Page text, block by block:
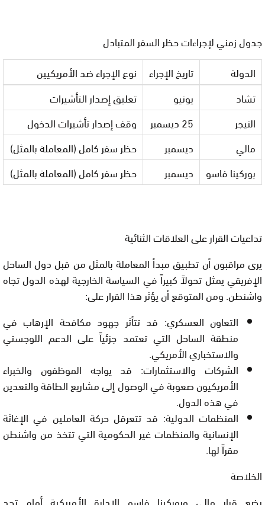
جدول زمني لإجراءات حظر السفر المتبادل
الدولة
تاريخ الإجراء
نوع الإجراء ضد الأمريكيين
تشاد
يونيو
تعليق إصدار التأشيرات
النيجر
25 ديسمبر
وقف إصدار تأشيرات الدخول
مالي
ديسمبر
حظر سفر كامل (المعاملة بالمثل)
بوركينا فاسو
ديسمبر حظر سفر كامل (المعاملة بالمثل)
تداعيات القرار على العلاقات الثنائية
يرى مراقبون أن تطبيق مبدأالمعاملة بالمثلمن قبل دول الساحل
الإفريقي يمثل تحولاً كبيراً في السياسة الخارجية لهذه الدول تجاه
واشنطن. ومن المتوقع أن يؤثر هذا القرار على:
التعاون العسكري: قد تتأثر جهود مكافحة الإرهاب في
منطقة الساحل التي تعتمد جزئياً على الدعم اللوجستي
والاستخباري الأمريكي.
الشركات والاستثمارات: قد يواجه الموظفون والخبراء
الأمريكيون صعوبة في الوصول إلى مشاريع الطاقة والتعدين
في هذه الدول.
المنظمات الدولية: قد تتعرقل حركة العاملين في الإغاثة
الإنسانية والمنظمات غير الحكومية التي تتخذ من واشنطن
مقراً لها.
الخلاصة